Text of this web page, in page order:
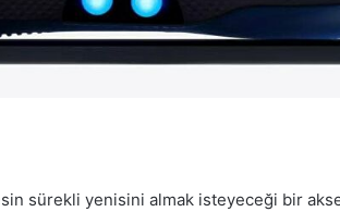
sürekli yenisini almak isteyeceği bir